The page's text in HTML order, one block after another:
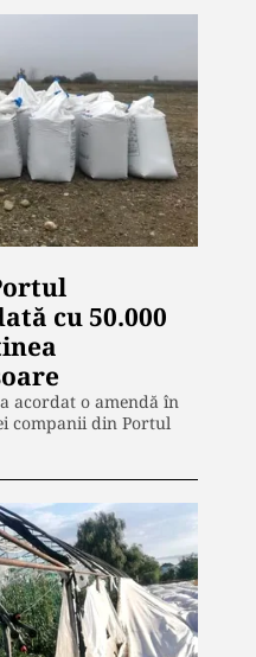
cu 50.000
acordat o amendă în
companii din Portul